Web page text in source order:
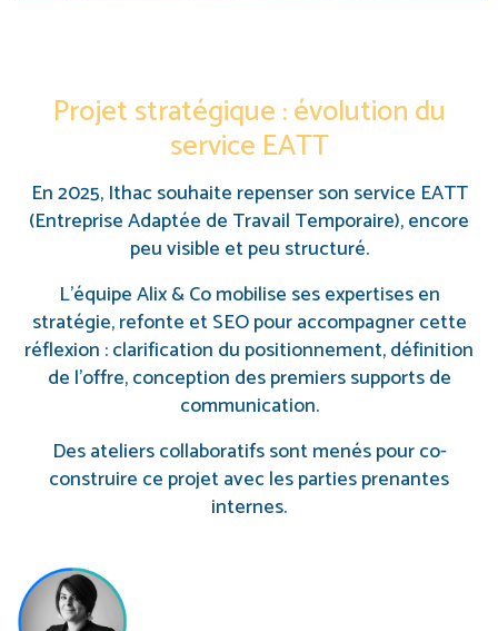
Projet stratégique : évolution du
service EATT
En 2025, Ithac souhaite repenser son service EATT
(Entreprise Adaptée de Travail Temporaire), encore
peu visible et peu structuré.
L’équipe Alix & Co mobilise ses expertises en
stratégie, refonte et SEO pour accompagner cette
réflexion : clarification du positionnement, définition
de l’offre, conception des premiers supports de
communication.
Des ateliers collaboratifs sont menés pour co-
construire ce projet avec les parties prenantes
internes.